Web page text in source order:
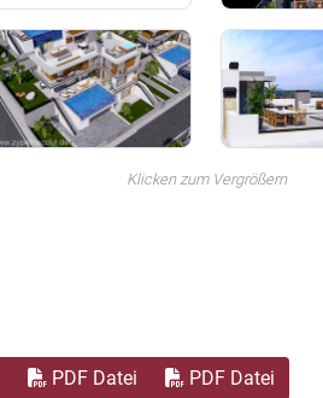
Klicken zum Vergrößern
PDF Datei PDF Datei